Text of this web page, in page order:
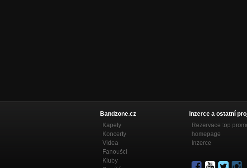
Bandzone.cz
Kapely
Koncerty
Videa
Fanoušci
Kluby
Inzerce a ostatní
Rezervace top
homepage
Inzerce